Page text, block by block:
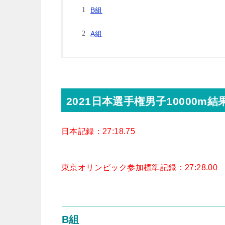
B組
A組
2021日本選手権男子10000m結
日本記録：27:18.75
東京オリンピック参加標準記録：27:28.00
B組